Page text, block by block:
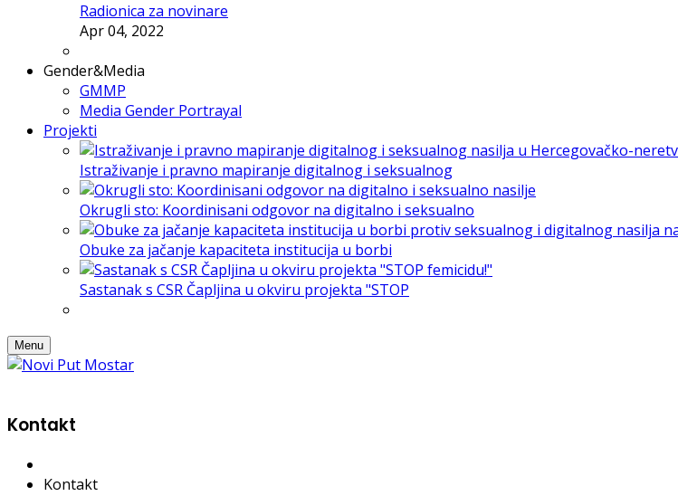
Radionica za novinare
Apr 04, 2022
Gender&Media
GMMP
Media Gender Portrayal
Projekti
Istraživanje i pravno mapiranje digitalnog i seksualnog
Okrugli sto: Koordinisani odgovor na digitalno i seksualno
Obuke za jačanje kapaciteta institucija u borbi
Sastanak s CSR Čapljina u okviru projekta "STOP
Menu
Kontakt
Kontakt